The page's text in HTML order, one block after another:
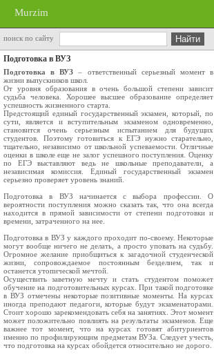
Murzim
поиск по сайту
Подготовка в ВУЗ
Подготовка в ВУЗ – ответственный серьезный момент в
жизни выпускников школ.
От уровня образования в очень большой степени зависит
судьба человека. Хорошее высшее образование определяет
успешность жизненного старта.
Предстоящий единый государственный экзамен, который, по
сути, является и вступительным экзаменом одновременно,
становится очень серьезным испытанием для будущих
студентов. Поэтому готовиться к ЕГЭ нужно старательно,
тщательно, независимо от школьной успеваемости. Отличные
оценки в школе еще не залог успешного поступления. Оценку
по ЕГЭ выставляют ведь не школьные преподаватели, а
независимая комиссия. Единый государственный экзамен
серьезно проверяет уровень знаний.
Подготовка в ВУЗ начинается с выбора профессии. О
вероятности поступления можно сказать так, что она всегда
находится в прямой зависимости от степени подготовки и
времени, затраченного на нее.
Подготовка в ВУЗ у каждого проходит по-своему. Некоторые
могут вообще ничего не делать, а просто уповать на судьбу.
Огромное желание приобщиться к загадочной студенческой
жизни, сопровождаемое постоянным безделием, так и
останется утопической мечтой.
Осуществить заветную мечту и стать студентом поможет
обучение на подготовительных курсах. При такой подготовке
в ВУЗ отмечены некоторые позитивные моменты. На курсах
иногда преподают педагоги, которые будут экзаменаторами.
Стоит хорошо зарекомендовать себя на занятиях. Этот момент
может положительно повлиять на результаты экзаменов. Еще
важнее тот момент, что на курсах готовят абитуриентов
именно по профилирующим предметам ВУЗа. Следует учесть,
что подготовка на курсах обойдется относительно не дорого.